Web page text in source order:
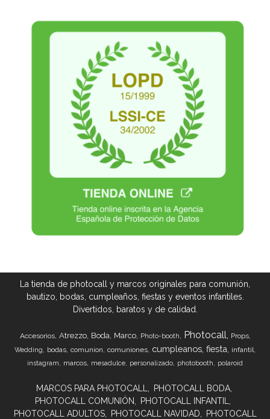
La tienda de photocall y marcos originales para comunión,
bautizo, bodas, cumpleaños, fiestas y eventos infantiles.
Divertidos, baratos y de calidad.
Accesorios Atrezzo Boda Marco Photo-booth Photocall Props
Wedding bodas comunion comuniones cumpleanos fiesta infantil
instagram marcos mesadulce personalizado photobooth polaroid
MARCOS PARA PHOTOCALL
PHOTOCALL BODA
PHOTOCALL COMUNIÓN
PHOTOCALL INFANTIL
PHOTOCALL ADULTOS
PHOTOCALL NAVIDAD PHOTOCALL